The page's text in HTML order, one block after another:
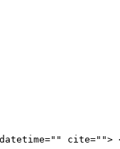
cite="">